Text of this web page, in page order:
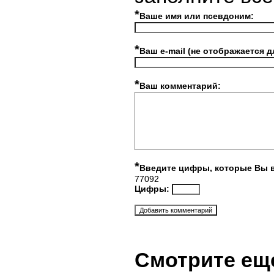
*Ваше имя или псевдоним:
*Ваш e-mail (не отображается
*Ваш комментарий:
*Введите цифры, которые Вы
77092
Цифры:
Смотрите